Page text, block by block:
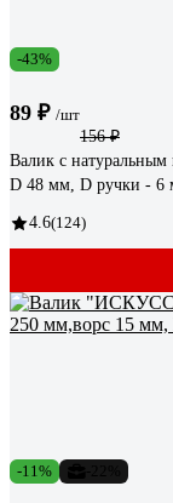
-43%
89 ₽ /шт
156 ₽
Валик с
D 48 мм, D ручки - 6
4.6(124)
-11%